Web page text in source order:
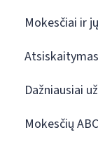
Mokesčiai ir
Dažniausiai
Mokesčių ABC